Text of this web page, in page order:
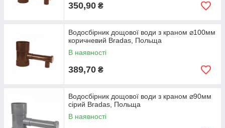
350,90 ₴
Водосбірник дощової води з краном ⌀100мм
коричневий Bradas, Польща
В наявності
389,70 ₴
Водосбірник дощової води з краном ⌀90мм
сірий Bradas, Польща
В наявності